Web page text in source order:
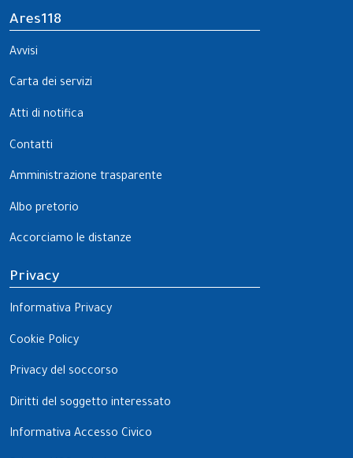
Ares118
Avvisi
Carta dei servizi
Atti di notifica
Contatti
Amministrazione trasparente
Albo pretorio
Accorciamo le distanze
Privacy
Informativa Privacy
Cookie Policy
Privacy del soccorso
Diritti del soggetto interessato
Informativa Accesso Civico